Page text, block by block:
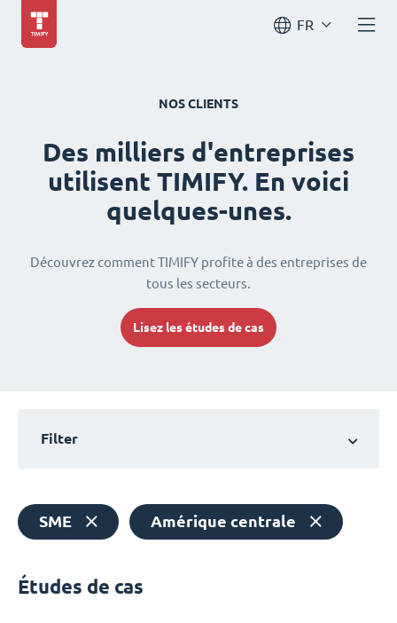
FR
NOS CLIENTS
Des milliers d'entreprises
utilisent TIMIFY. En voici
quelques-unes.
Découvrez comment TIMIFY profite à des entreprises de
tous les secteurs.
Lisez les études de cas
Filter
SME Amérique centrale
Études de cas